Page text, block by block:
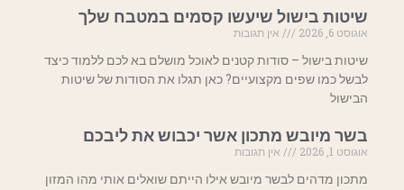
שיטות בישול שיעשו קסמים במטבח שלך
אוגוסט 6, 2026
אין תגובות
שיטות בישול – סודות קטנים לאוכל מושלם בא לכם ללמוד כיצד
לבשל כמו שפים מקצועיים? כאן תגלו את הסודות של שיטות
הבישול
בשר מיובש מתכון אשר יכבוש את ליבכם
אוגוסט 1, 2026
אין תגובות
מתכון מדהים לבשר מיובש אילו הייתם שואלים אותי מהו המזון